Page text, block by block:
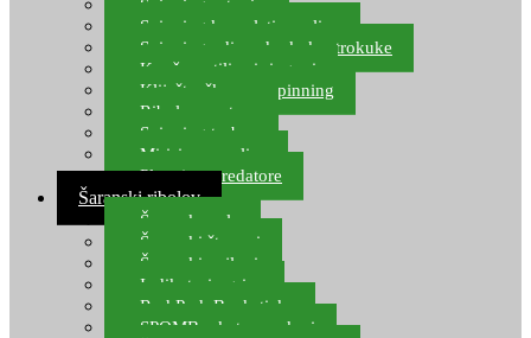
Spinning setovi
Spinning kompleti varalica
Spinning udice, dvokuke, trokuke
Kopče, vrtilice i ringovi
Kliješta, škare za spinning
Ribolov pastrve
Spinning torbe
Mirisi za varalice
Plovci za predatore
Šaranski ribolov
Šaranske role
Šaranski štapovi
Šaranski najloni
Indikatori ugriza
Rod Pod, Banksticks
SPOMB rakete, markeri